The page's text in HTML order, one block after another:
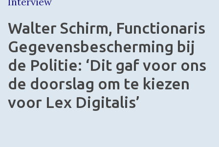
Walter Schirm, Functionaris
Gegevensbescherming bij
de Politie: ‘Dit gaf voor ons
de doorslag om te kiezen
voor Lex Digitalis’